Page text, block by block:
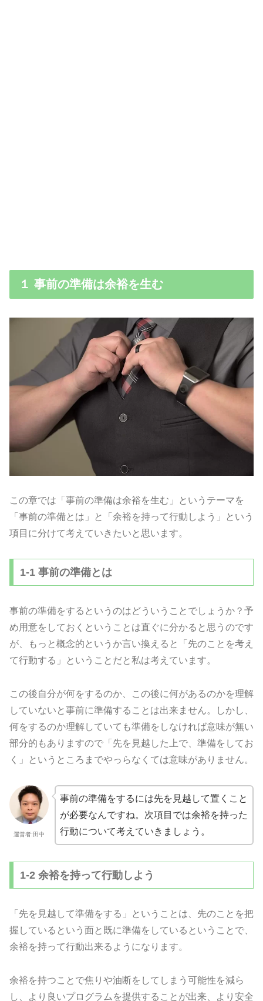
１ 事前の準備は余裕を生む
この章では「事前の準備は余裕を生む」というテーマを
「事前の準備とは」と「余裕を持って行動しよう」という
項目に分けて考えていきたいと思います。
1-1 事前の準備とは
事前の準備をするというのはどういうことでしょうか？予
め用意をしておくということは直ぐに分かると思うのです
が、もっと概念的というか言い換えると「先のことを考え
て行動する」ということだと私は考えています。
この後自分が何をするのか、この後に何があるのかを理解
していないと事前に準備することは出来ません。しかし、
何をするのか理解していても準備をしなければ意味が無い
部分的もありますので「先を見越した上で、準備をしてお
く」というところまでやっらなくては意味がありません。
運営者:田中
事前の準備をするには先を見越して置くこと
が必要なんですね。次項目では余裕を持った
行動について考えていきましょう。
1-2 余裕を持って行動しよう
「先を見越して準備をする」ということは、先のことを把
握しているという面と既に準備をしているということで、
余裕を持って行動出来るようになります。
余裕を持つことで焦りや油断をしてしまう可能性を減ら
し、より良いプログラムを提供することが出来、より安全